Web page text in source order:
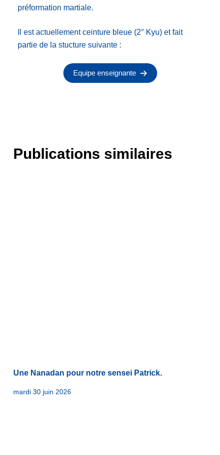
préformation martiale.
Il est actuellement ceinture bleue (2° Kyu) et fait
partie de la stucture suivante :
Equipe enseignante
Publications similaires
Une Nanadan pour notre sensei Patrick.
mardi 30 juin 2026